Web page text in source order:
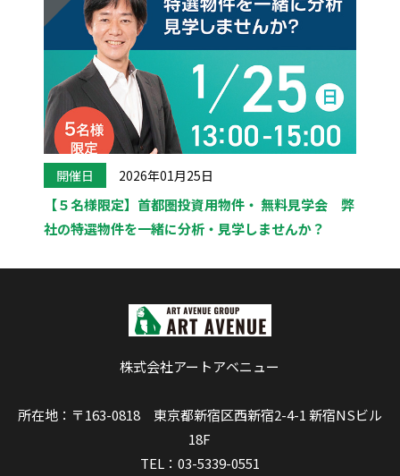
開催日 2026年01月25日
【５名様限定】首都圏投資用物件・ 無料見学会 弊
社の特選物件を一緒に分析・見学しませんか？
株式会社アートアベニュー
所在地：〒163-0818 東京都新宿区西新宿2-4-1 新宿NSビル
18F
TEL：03-5339-0551